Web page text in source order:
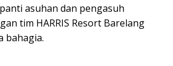
asuhan dan pengasuh
tim HARRIS Resort Barelang
bahagia.